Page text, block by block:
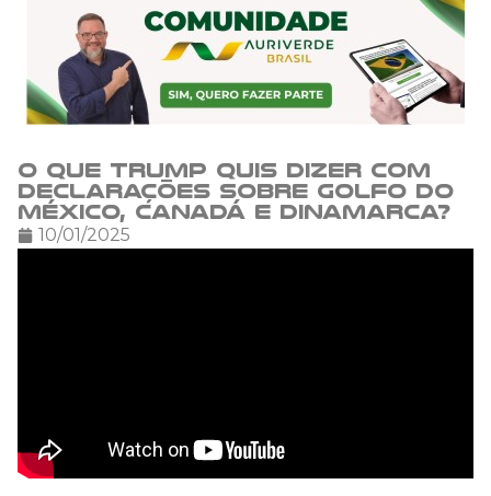
O que Trump quis dizer com
declarações sobre Golfo do
México, Canadá e Dinamarca?
10/01/2025